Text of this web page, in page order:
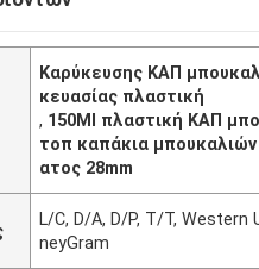
Καρύκευσης ΚΑΠ
κευασίας πλαστική
, 150Ml πλαστική ΚΑΠ
τοπ καπάκια
ατος 28mm
L/C, D/A, D/P, T/T, Western
neyGram